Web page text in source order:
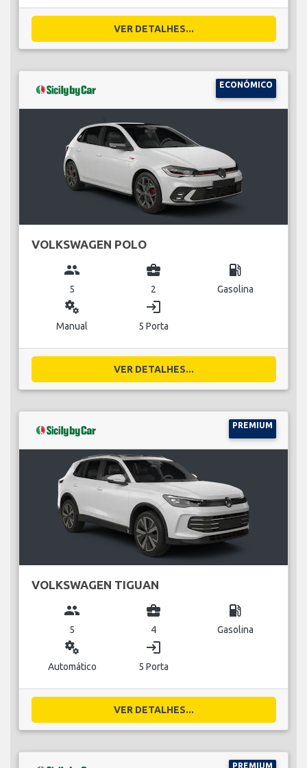
VER DETALHES...
ECONÓMICO
VOLKSWAGEN POLO
group
5
business_center
2
local_gas_station
Gasolina
miscellaneous_services
Manual
login
5 Porta
VER DETALHES...
PREMIUM
VOLKSWAGEN TIGUAN
group
5
business_center
4
local_gas_station
Gasolina
miscellaneous_services
Automático
login
5 Porta
VER DETALHES...
PREMIUM